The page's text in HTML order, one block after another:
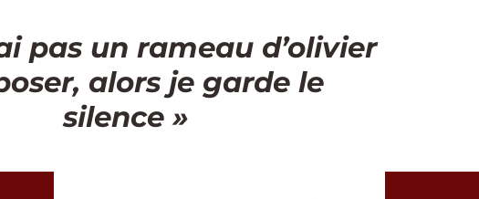
pas un rameau d’olivier
alors je garde le
silence »